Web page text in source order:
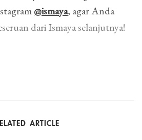
@ismaya, agar Anda
dari Ismaya selanjutnya!
ARTICLE